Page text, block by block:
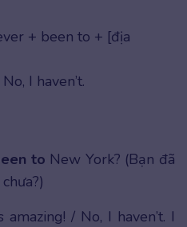
+ been to + [địa
I haven’t.
to New York? (Bạn đã
amazing! / No, I haven’t. I